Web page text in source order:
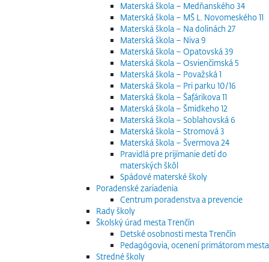
Materská škola – Medňanského 34
Materská škola – MŠ L. Novomeského 11
Materská škola – Na dolinách 27
Materská škola – Niva 9
Materská škola – Opatovská 39
Materská škola – Osvienčimská 5
Materská škola – Považská 1
Materská škola – Pri parku 10/16
Materská škola – Šafárikova 11
Materská škola – Šmidkeho 12
Materská škola – Soblahovská 6
Materská škola – Stromová 3
Materská škola – Švermova 24
Pravidlá pre prijímanie detí do
materských škôl
Spádové materské školy
Poradenské zariadenia
Centrum poradenstva a prevencie
Rady školy
Školský úrad mesta Trenčín
Detské osobnosti mesta Trenčín
Pedagógovia, ocenení primátorom mesta
Stredné školy